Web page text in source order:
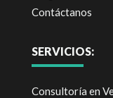
Contáctanos
SERVICIOS:
Consultoría en